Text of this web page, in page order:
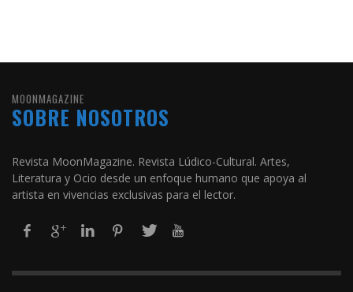
MOONMAGAZINE
SOBRE NOSOTROS
Revista MoonMagazine. Revista Lúdico-Cultural. Artes,
Literatura y Ocio desde un enfoque humano que apoya al
artista en vivencias exclusivas para el lector.